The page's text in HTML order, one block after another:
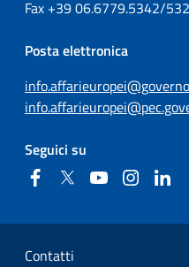
Fax +3906.6779.5342/
Posta elettronica
Seguici su
FacebookTwitter YouTube
Sezione Link Utili
Contatti